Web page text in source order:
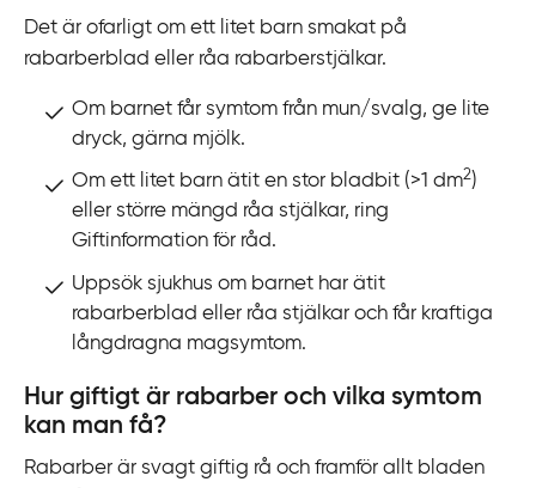
Det är ofarligt om ett litet barn smakat på
rabarberblad eller råa rabarberstjälkar.
Om barnet får symtom från mun/svalg, ge lite
dryck, gärna mjölk.
Om ett litet barn ätit en stor bladbit (>1 dm2)
eller större mängd råa stjälkar, ring
Giftinformation för råd.
Uppsök sjukhus om barnet har ätit
rabarberblad eller råa stjälkar och får kraftiga
långdragna magsymtom.
Hur giftigt är rabarber och vilka symtom
kan man få?
Rabarber är svagt giftig rå och framför allt bladen